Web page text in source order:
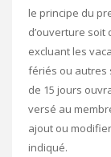
le principe du
d’ouverture soit
excluant les
fériés ou autres
de 15 jours
versé au
ajout ou
indiqué.